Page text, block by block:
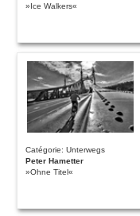
»Ice Walkers«
Catégorie: Unterwegs
Peter Hametter
»Ohne Titel«